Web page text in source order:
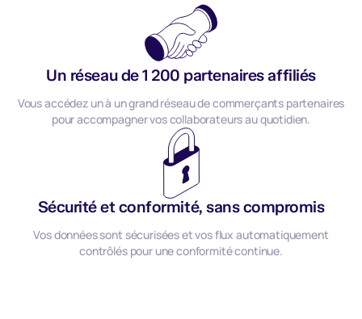
Un réseau de 1 200 partenaires affiliés
Vous accédez un à un grand réseau de commerçants partenaires
pour accompagner vos collaborateurs au quotidien.
Sécurité et conformité, sans compromis
Vos données sont sécurisées et vos flux automatiquement
contrôlés pour une conformité continue.